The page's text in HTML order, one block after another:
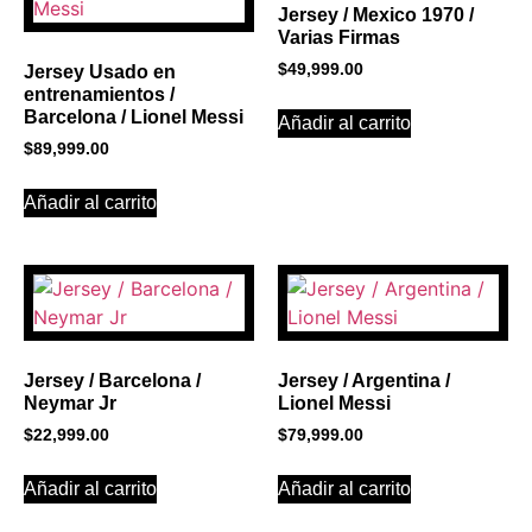
Jersey Usado en
entrenamientos /
Barcelona / Lionel Messi
$89,999.00
Añadir al carrito
Jersey / Mexico 1970 /
Varias Firmas
$49,999.00
Añadir al carrito
Jersey / Barcelona /
Neymar Jr
$22,999.00
Añadir al carrito
Jersey / Argentina /
Lionel Messi
$79,999.00
Añadir al carrito